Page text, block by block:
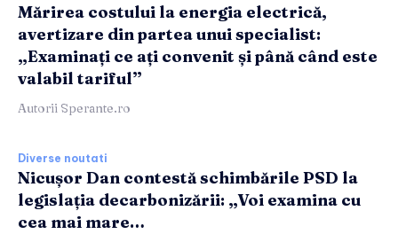
Mărirea costului la energia electrică,
avertizare din partea unui specialist:
„Examinați ce ați convenit și până când este
valabil tariful”
Autorii Sperante.ro
Diverse noutati
Nicușor Dan contestă schimbările PSD la
legislația decarbonizării: „Voi examina cu
cea mai mare…